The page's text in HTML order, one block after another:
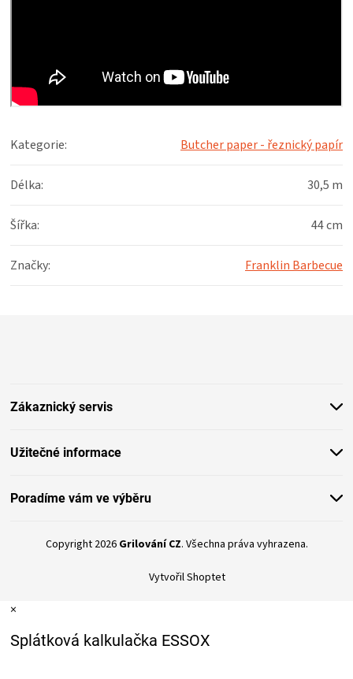
Kategorie: Butcher paper - řeznický papír
Délka: 30,5 m
Šířka: 44 cm
Značky: Franklin Barbecue
Zákaznický servis
Užitečné informace
Poradíme vám ve výběru
Vytvořil Shoptet
Copyright 2026 Grilování CZ. Všechna práva vyhrazena.
×
Splátková kalkulačka ESSOX